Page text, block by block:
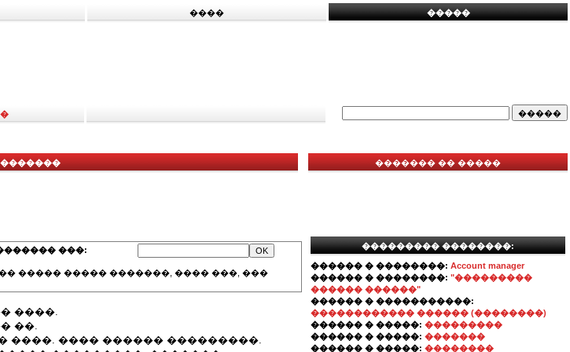
���� �����
���:
����� ����� �������, ���� ���, ���
����.
��.
����. ���� ������ ���������.
������� �� �����
��������� ��������:
������ � ��������: Account manager
������ � ��������: "���������
������ ������"
������ � �����������:
������������ ������ (��������)
������ � �����: ���������
������ � �����: �������
������ � �����: ��������